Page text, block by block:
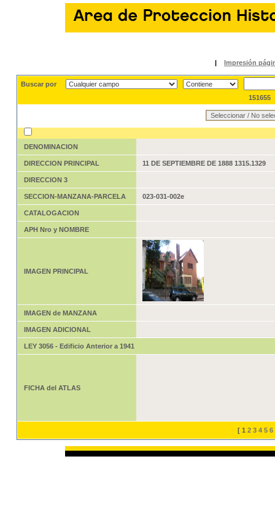
| Impresión
Buscar por
151655
DENOMINACION
DIRECCION PRINCIPAL 11 DE SEPTIEMBRE DE 1888 1315.1329
DIRECCION 3
SECCION-MANZANA-PARCELA 023-031-002e
CATALOGACION
APH Nro y NOMBRE
IMAGEN PRINCIPAL
IMAGEN de MANZANA
IMAGEN ADICIONAL
LEY 3056 - Edificio Anterior a 1941
FICHA del ATLAS
[ 1 2 3 4 5 6